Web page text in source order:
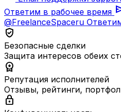
Ответим в рабочее время
@FreelanceSpaceru
verified_user
Безопасные сделки
Защита интересов обеих
workspace_premium
Репутация исполнителей
Отзывы, рейтинги,
lock